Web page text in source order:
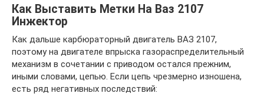
Как Выставить Метки На Ваз 2107
Инжектор
Как дальше карбюраторный двигатель ВАЗ 2107,
поэтому на двигателе впрыска газораспределительный
механизм в сочетании с приводом остался прежним,
иными словами, цепью. Если цепь чрезмерно изношена,
есть ряд негативных последствий: